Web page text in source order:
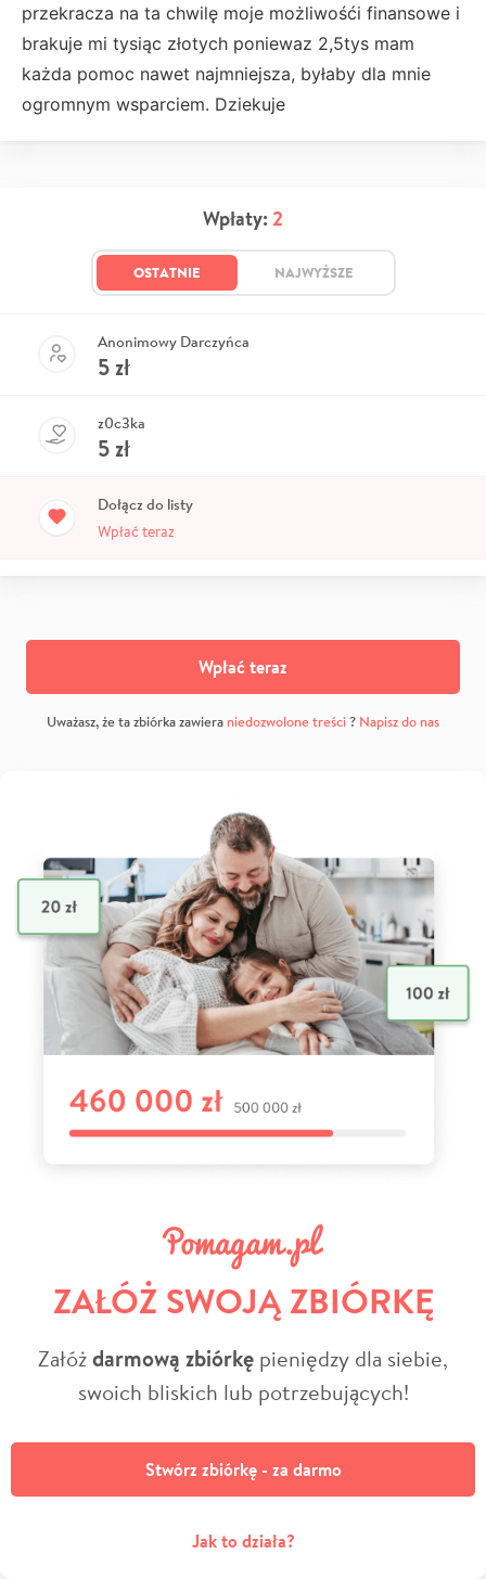
przekracza na ta chwilę moje możliwośći finansowe i
brakuje mi tysiąc złotych poniewaz 2,5tys mam
każda pomoc nawet najmniejsza, byłaby dla mnie
ogromnym wsparciem. Dziekuje
Wpłaty: 2
OSTATNIE NAJWYŻSZE
Anonimowy Darczyńca
5zł
z0c3ka
5zł
Dołącz do listy
Wpłać teraz
Wpłać teraz
Uważasz, że ta zbiórka zawiera niedozwolone treści? Napisz do nas
ZAŁÓŻ SWOJĄ ZBIÓRKĘ
Załóżdarmową zbiórkę pieniędzy dla siebie,
swoich bliskich lub potrzebujących!
Stwórz zbiórkę - za darmo
Jak to działa?